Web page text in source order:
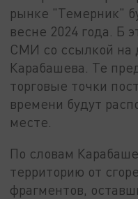
рынке "Темерник"
весне 2024 года. Б
СМИ со ссылкой на
Карабашева. Те
торговые точки
времени будут
месте.
По словам
территорию от
фрагментов,